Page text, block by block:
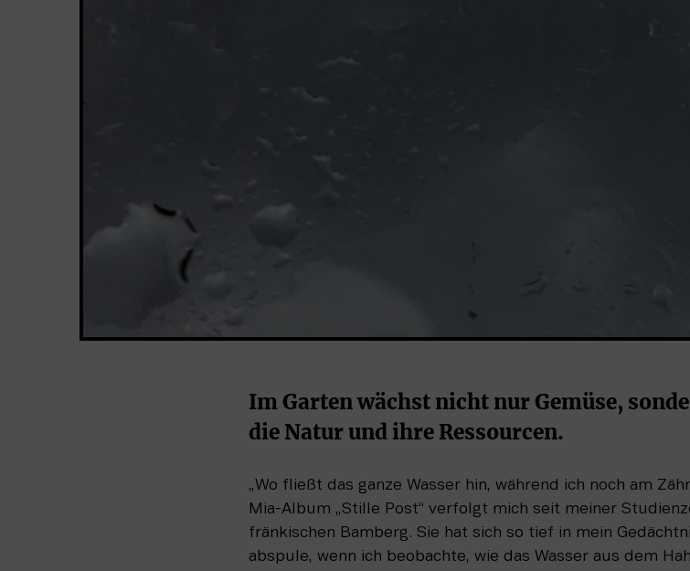
Im Garten wächst nicht nur Gemüse,
die Natur und ihre Ressourcen.
„Wo fließt das ganze Wasser hin, während ich noch am
Mia-Album „Stille Post“ verfolgt mich seit meiner
fränkischen Bamberg. Sie hat sich so tief in mein
abspule, wenn ich beobachte, wie das Wasser aus dem